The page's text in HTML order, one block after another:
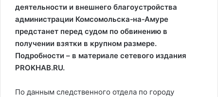
деятельности и внешнего благоустройства
администрации Комсомольска‑на‑Амуре
предстанет перед судом по обвинению в
получении взятки в крупном размере.
Подробности – в материале сетевого издания
PROKHAB.RU.
По данным следственного отдела по городу